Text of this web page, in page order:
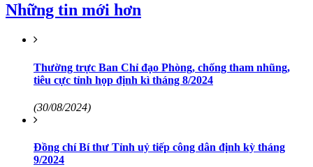
Những tin mới hơn
Thường trực Ban Chỉ đạo Phòng, chống tham nhũng,
tiêu cực tỉnh họp định kì tháng 8/2024
(30/08/2024)
Đồng chí Bí thư Tỉnh uỷ tiếp công dân định kỳ tháng
9/2024